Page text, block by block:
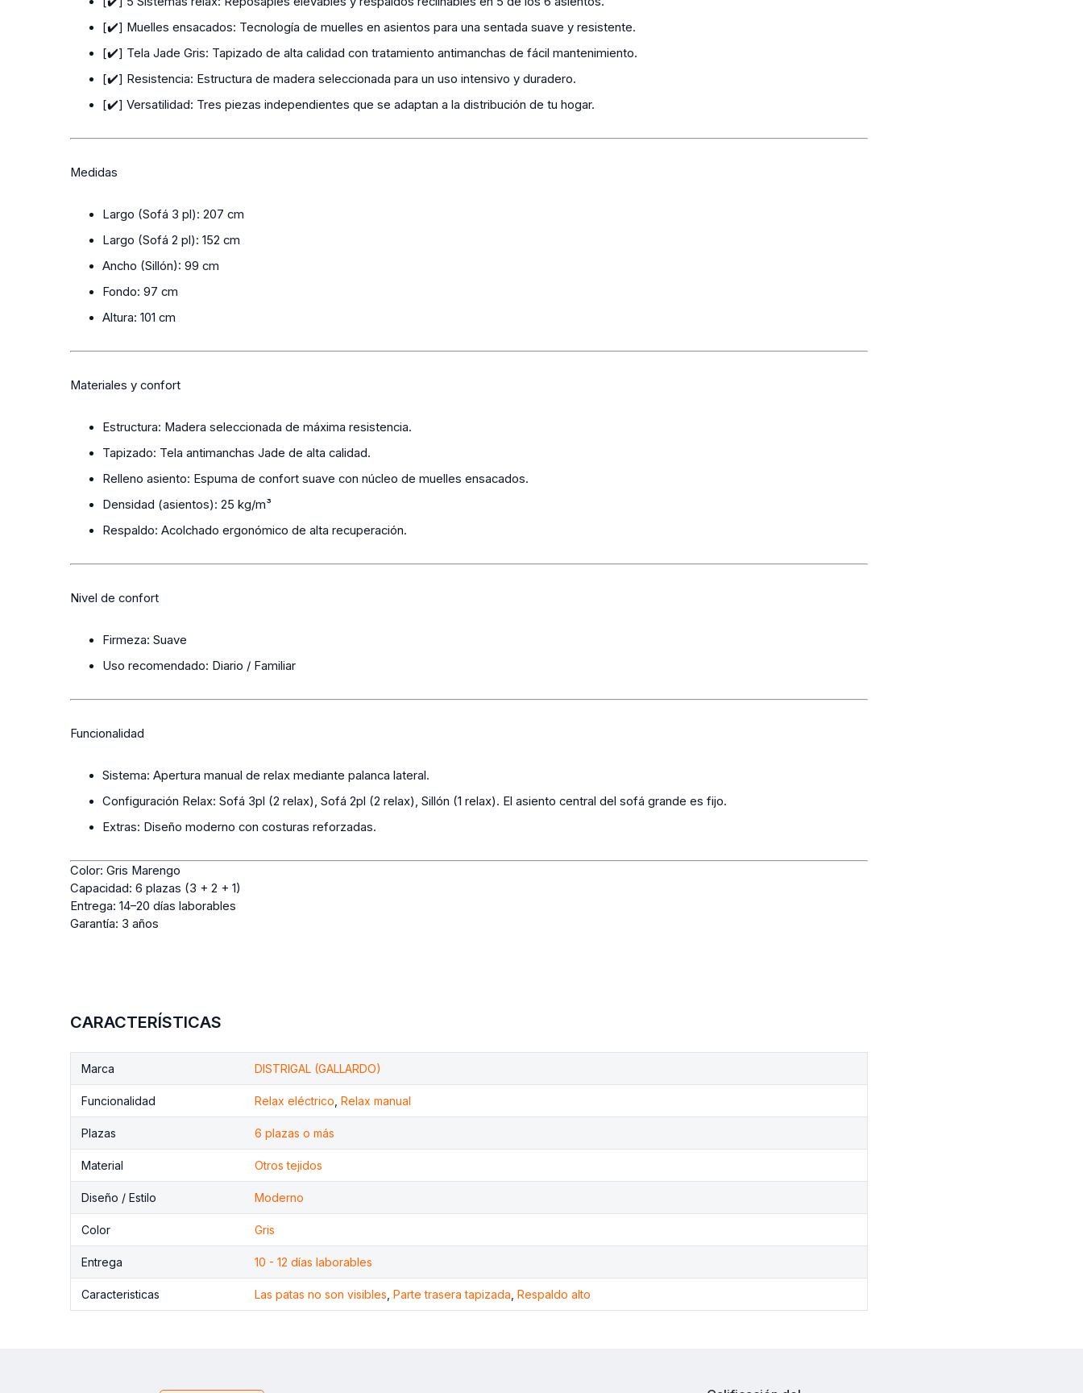
[✔️] Muelles ensacados: Tecnología de muelles en asientos para una sentada suave y resistente.
[✔️] Tela Jade Gris: Tapizado de alta calidad con tratamiento antimanchas de fácil mantenimiento.
[✔️] Resistencia: Estructura de madera seleccionada para un uso intensivo y duradero.
[✔️] Versatilidad: Tres piezas independientes que se adaptan a la distribución de tu hogar.
Medidas
Largo (Sofá 3 pl): 207 cm
Largo (Sofá 2 pl): 152 cm
Ancho (Sillón): 99 cm
Fondo: 97 cm
Altura: 101 cm
Materiales y confort
Estructura: Madera seleccionada de máxima resistencia.
Tapizado: Tela antimanchas Jade de alta calidad.
Relleno asiento: Espuma de confort suave con núcleo de muelles ensacados.
Densidad (asientos): 25 kg/m³
Respaldo: Acolchado ergonómico de alta recuperación.
Nivel de confort
Firmeza: Suave
Uso recomendado: Diario / Familiar
Funcionalidad
Sistema: Apertura manual de relax mediante palanca lateral.
Configuración Relax: Sofá 3pl (2 relax), Sofá 2pl (2 relax), Sillón (1 relax). El asiento central del sofá grande es fijo.
Extras: Diseño moderno con costuras reforzadas.
Color: Gris Marengo
Capacidad: 6 plazas (3 + 2 + 1)
Entrega: 14–20 días laborables
Garantía: 3 años
CARACTERÍSTICAS
Marca DISTRIGAL (GALLARDO)
Funcionalidad Relax eléctrico, Relax manual
Plazas 6 plazas o más
Material Otros tejidos
Diseño / Estilo Moderno
Color Gris
Entrega 10 - 12 días laborables
Caracteristicas Las patas no son visibles, Parte trasera tapizada, Respaldo alto